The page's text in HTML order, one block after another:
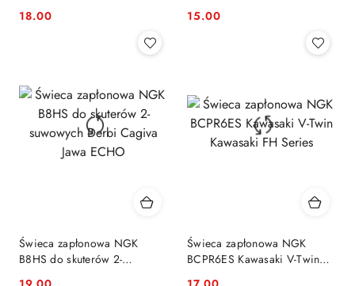
Cena:
18.00 Cena:
15.00
Świeca zapłonowa NGK
B8HS do skuterów 2-
Świeca zapłonowa NGK
BCPR6ES Kawasaki V-Twin